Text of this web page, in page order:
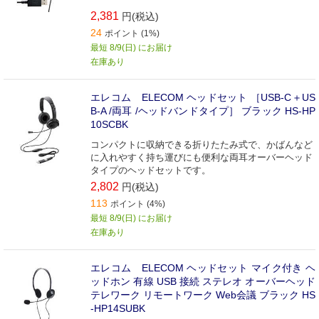
2,381 円(税込)
24 ポイント (1%)
最短 8/9(日) にお届け
在庫あり
エレコム ELECOM ヘッドセット ［USB-C＋US
B-A /両耳 /ヘッドバンドタイプ］ ブラック HS-HP
10SCBK
コンパクトに収納できる折りたたみ式で、かばんなど
に入れやすく持ち運びにも便利な両耳オーバーヘッド
タイプのヘッドセットです。
2,802 円(税込)
113 ポイント (4%)
最短 8/9(日) にお届け
在庫あり
エレコム ELECOM ヘッドセット マイク付き ヘ
ッドホン 有線 USB 接続 ステレオ オーバーヘッド
テレワーク リモートワーク Web会議 ブラック HS
-HP14SUBK